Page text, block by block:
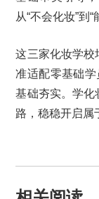
从“不会化妆”到
这三家化妆学校
准适配零基础学
基础夯实。学化
路，稳稳开启属